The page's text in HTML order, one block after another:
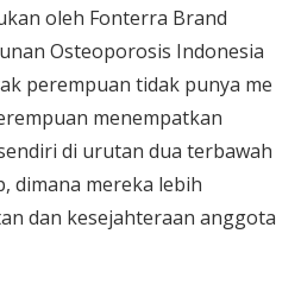
oleh Fonterra Brand
Osteoporosis Indonesia
perempuan tidak punya me
menempatkan
di urutan dua terbawah
dimana mereka lebih
dan kesejahteraan anggota